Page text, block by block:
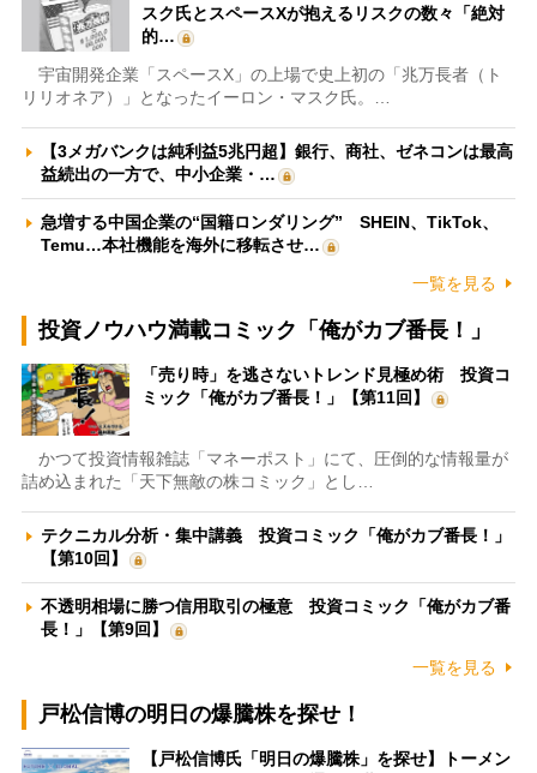
スク氏とスペースXが抱えるリスクの数々「絶対
的…
宇宙開発企業「スペースX」の上場で史上初の「兆万長者（ト
リリオネア）」となったイーロン・マスク氏。…
【3メガバンクは純利益5兆円超】銀行、商社、ゼネコンは最高
益続出の一方で、中小企業・…
急増する中国企業の“国籍ロンダリング” SHEIN、TikTok、
Temu…本社機能を海外に移転させ…
一覧を見る
投資ノウハウ満載コミック「俺がカブ番長！」
「売り時」を逃さないトレンド見極め術 投資コ
ミック「俺がカブ番長！」【第11回】
かつて投資情報雑誌「マネーポスト」にて、圧倒的な情報量が
詰め込まれた「天下無敵の株コミック」とし…
テクニカル分析・集中講義 投資コミック「俺がカブ番長！」
【第10回】
不透明相場に勝つ信用取引の極意 投資コミック「俺がカブ番
長！」【第9回】
一覧を見る
戸松信博の明日の爆騰株を探せ！
【戸松信博氏「明日の爆騰株」を探せ】トーメン